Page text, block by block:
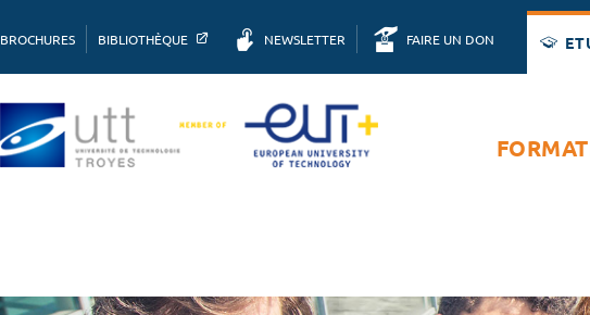
BROCHURES BIBLIOTHÈQUE NEWSLETTER FAIRE UN DON